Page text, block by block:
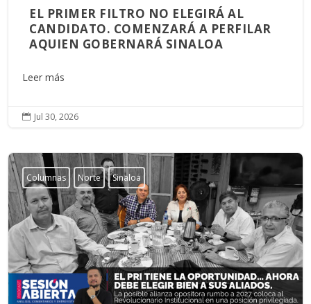
EL PRIMER FILTRO NO ELEGIRÁ AL
CANDIDATO. COMENZARÁ A PERFILAR
AQUIEN GOBERNARÁ SINALOA
Leer más
 Jul 30, 2026
Columnas Norte Sinaloa